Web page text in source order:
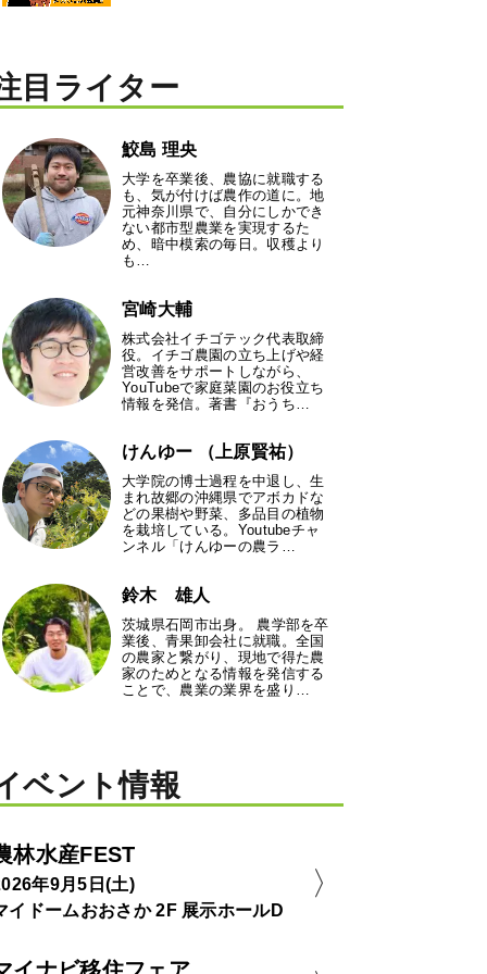
目ライター
鮫島 理央
大学を卒業後、農協に就職する
も、気が付けば農作の道に。地
元神奈川県で、自分にしかでき
ない都市型農業を実現するた
め、暗中模索の毎日。収穫より
も…
宮崎大輔
株式会社イチゴテック代表取締
役。イチゴ農園の立ち上げや経
営改善をサポートしながら、
YouTubeで家庭菜園のお役立ち
情報を発信。著書『おうち…
けんゆー （上原賢祐）
大学院の博士過程を中退し、生
まれ故郷の沖縄県でアボカドな
どの果樹や野菜、多品目の植物
を栽培している。Youtubeチャ
ンネル「けんゆーの農ラ…
鈴木 雄人
茨城県石岡市出身。 農学部を卒
業後、青果卸会社に就職。全国
の農家と繋がり、現地で得た農
家のためとなる情報を発信する
ことで、農業の業界を盛り…
ベント情報
林水産FEST
年9月5日(土)
イドームおおさか 2F 展示ホールD